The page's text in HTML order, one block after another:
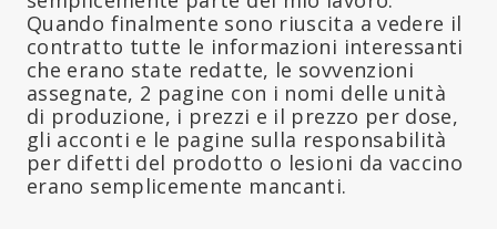
Quando finalmente sono riuscita a vedere il
contratto tutte le informazioni interessanti
che erano state redatte, le sovvenzioni
assegnate, 2 pagine con i nomi delle unità
di produzione, i prezzi e il prezzo per dose,
gli acconti e le pagine sulla responsabilità
per difetti del prodotto o lesioni da vaccino
erano semplicemente mancanti.